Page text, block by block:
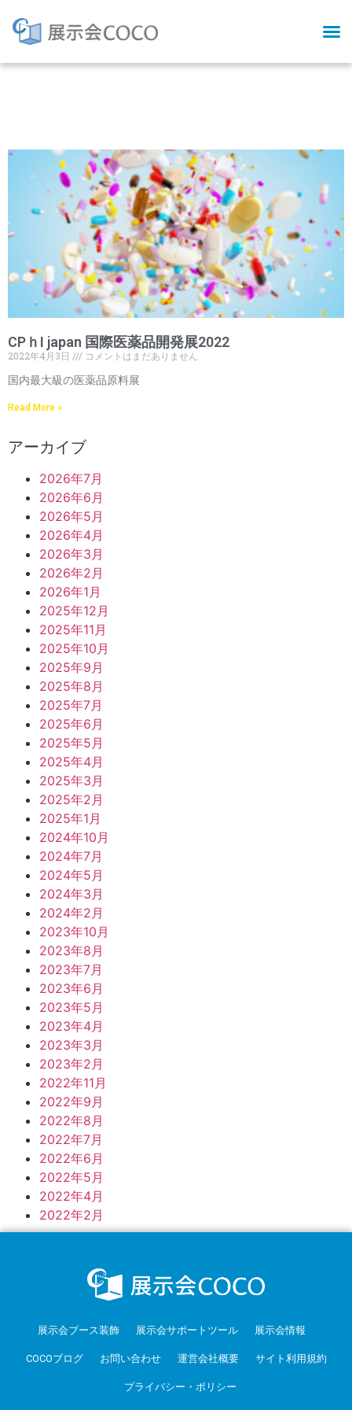
CPｈI japan 国際医薬品開発展2022
2022年4月3日
コメントはまだありません
国内最大級の医薬品原料展
Read More »
アーカイブ
2026年7月
2026年6月
2026年5月
2026年4月
2026年3月
2026年2月
2026年1月
2025年12月
2025年11月
2025年10月
2025年9月
2025年8月
2025年7月
2025年6月
2025年5月
2025年4月
2025年3月
2025年2月
2025年1月
2024年10月
2024年7月
2024年5月
2024年3月
2024年2月
2023年10月
2023年8月
2023年7月
2023年6月
2023年5月
2023年4月
2023年3月
2023年2月
2022年11月
2022年9月
2022年8月
2022年7月
2022年6月
2022年5月
2022年4月
2022年2月
展示会ブース装飾 展示会サポートツール 展示会情報
COCOブログ お問い合わせ 運営会社概要 サイト利用規約
プライバシー・ポリシー